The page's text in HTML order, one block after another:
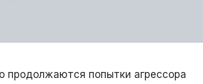
продолжаются попытки агрессора